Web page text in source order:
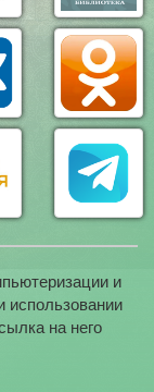
и
использовании
на него